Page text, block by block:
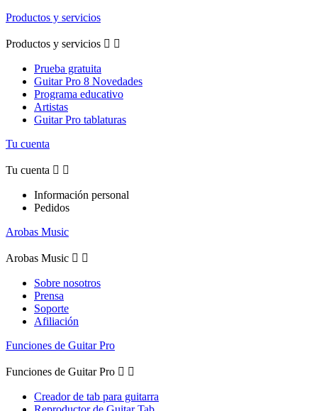
Productos y servicios
Productos y servicios  
Prueba gratuita
Guitar Pro 8 Novedades
Programa educativo
Artistas
Guitar Pro tablaturas
Tu cuenta
Tu cuenta  
Información personal
Pedidos
Arobas Music
Arobas Music  
Sobre nosotros
Prensa
Soporte
Afiliación
Funciones de Guitar Pro
Funciones de Guitar Pro  
Creador de tab para guitarra